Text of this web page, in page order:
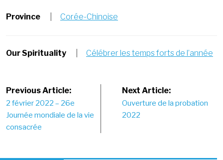
Province Corée-Chinoise
Our Spirituality Célébrer les temps forts de l’année
Post
navigation
Previous Article:
2 février 2022 – 26e
Journée mondiale de la vie
consacrée
Next Article:
Ouverture de la probation
2022